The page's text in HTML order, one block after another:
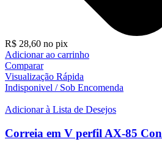
R$ 28,60 no pix
Adicionar ao carrinho
Comparar
Visualização Rápida
Indisponivel / Sob Encomenda
Adicionar à Lista de Desejos
Correia em V perfil AX-85